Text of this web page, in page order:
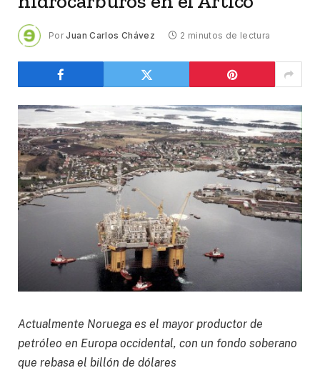
Por Juan Carlos Chávez 2 minutos de lectura
Actualmente Noruega es el mayor productor de
petróleo en Europa occidental, con un fondo soberano
que rebasa el billón de dólares